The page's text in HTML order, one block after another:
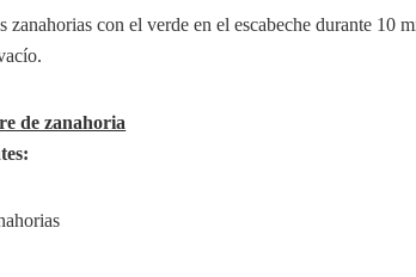
zanahorias con el verde en el escabeche durante 10
de zanahoria